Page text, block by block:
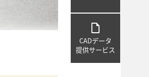
draft
CADデータ
提供サービス